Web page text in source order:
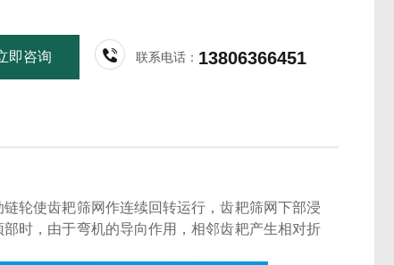
即咨询 联系电话： 13806366451
轮使齿耙筛网作连续回转运行，齿耙筛网下部浸
时，由于弯机的导向作用，相邻齿耙产生相对折